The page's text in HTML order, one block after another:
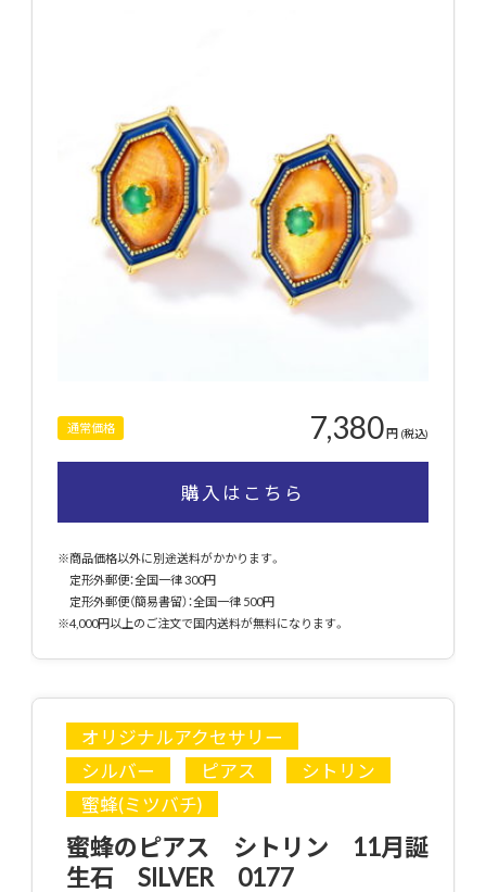
通常価格 7,380円 (税込)
購入はこちら
※商品価格以外に別途送料がかかります。
定形外郵便：全国一律 300円
定形外郵便（簡易書留）：全国一律 500円
※4,000円以上のご注文で国内送料が無料になります。
オリジナルアクセサリー
シルバー
ピアス
シトリン
蜜蜂(ミツバチ)
蜜蜂のピアス シトリン 11月誕
生石 SILVER 0177